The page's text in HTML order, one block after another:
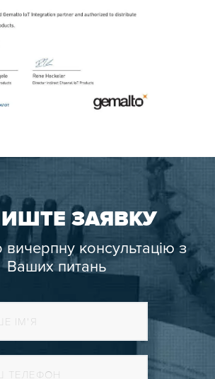
ЗАЯВКУ
консультацію з
Ваших питань